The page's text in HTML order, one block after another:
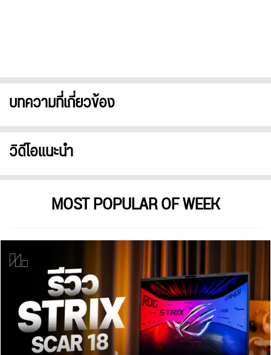
บทความที่เกี่ยวข้อง
วิดีโอแนะนำ
MOST POPULAR OF WEEK